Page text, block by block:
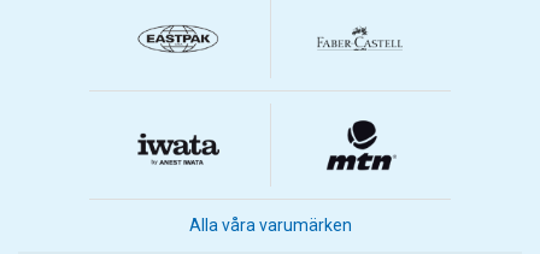
Alla våra varumärken